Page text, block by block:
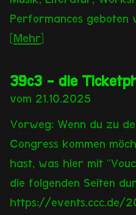
Performances geboten
[ Mehr]
39c3 - die
vom 21.10.2025
Vorweg: Wenn du zu
Congress kommen
hast, was hier mit
die folgenden Seiten
https://events.ccc.de/